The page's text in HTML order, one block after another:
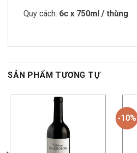
Quy cách: 6c x 750ml / thùng
SẢN PHẨM TƯƠNG TỰ
-10%